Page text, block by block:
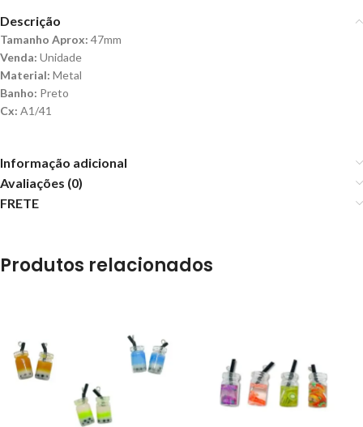
Descrição
Tamanho Aprox: 47mm
Venda: Unidade
Material: Metal
Banho: Preto
Cx: A1/41
Informação adicional
Avaliações (0)
FRETE
Produtos relacionados